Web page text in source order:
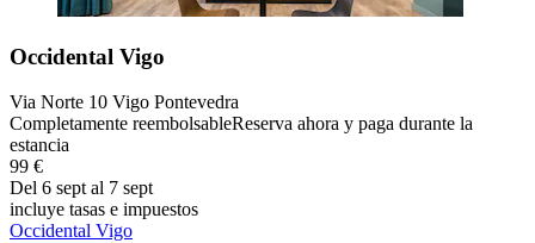
Occidental Vigo
Via Norte 10 Vigo Pontevedra
Completamente reembolsableReserva ahora y paga durante la
estancia
99 €
Del 6 sept al 7 sept
incluye tasas e impuestos
Occidental Vigo